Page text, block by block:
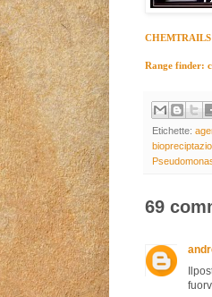
CHEMTRAILS
Range finder:
Etichette:
69